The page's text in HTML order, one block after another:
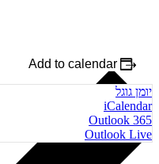
Add to calendar
יומן גוגל
iCalendar
Outlook 365
Outlook Live